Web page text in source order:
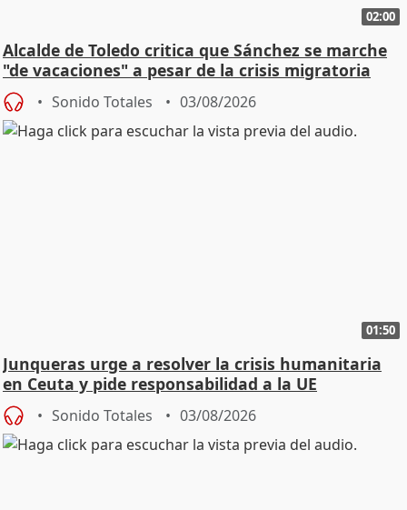
02:00
Alcalde de Toledo critica que Sánchez se marche
"de vacaciones" a pesar de la crisis migratoria
Sonido Totales 03/08/2026
01:50
Junqueras urge a resolver la crisis humanitaria
en Ceuta y pide responsabilidad a la UE
Sonido Totales 03/08/2026